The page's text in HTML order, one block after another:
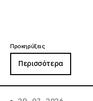
Προκηρύξεις
Περισσότερα